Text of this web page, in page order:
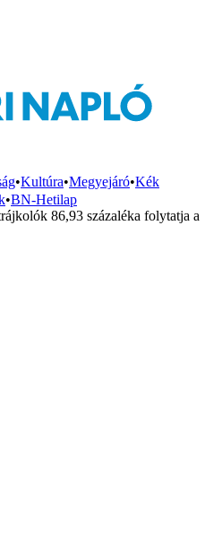
•Kultúra•Megyejáró•Kék
•BN-Hetilap
86,93 százaléka folytatja a